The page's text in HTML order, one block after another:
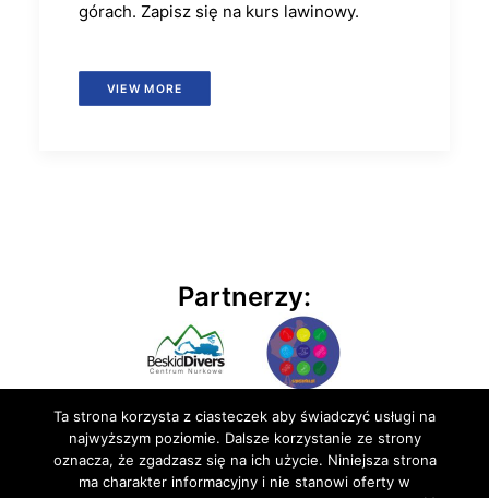
górach. Zapisz się na kurs lawinowy.
VIEW MORE
Partnerzy:
Ta strona korzysta z ciasteczek aby świadczyć usługi na
najwyższym poziomie. Dalsze korzystanie ze strony
oznacza, że zgadzasz się na ich użycie. Niniejsza strona
ma charakter informacyjny i nie stanowi oferty w